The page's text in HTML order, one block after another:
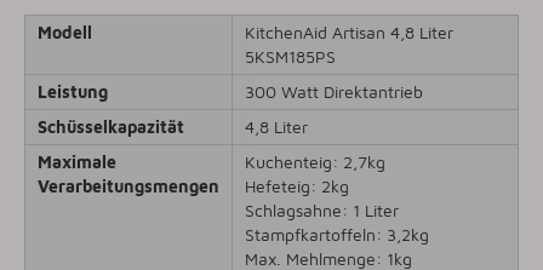
Modell
KitchenAid Artisan 4,8 Liter
5KSM185PS
Leistung
300 Watt Direktantrieb
Schüsselkapazität
4,8 Liter
Maximale
Verarbeitungsmengen
Kuchenteig: 2,7kg
Hefeteig: 2kg
Schlagsahne: 1 Liter
Stampfkartoffeln: 3,2kg
Max. Mehlmenge: 1kg